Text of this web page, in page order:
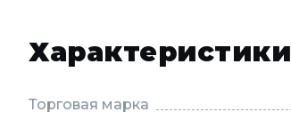
Характеристики
Торговая марка